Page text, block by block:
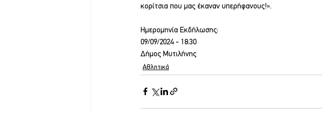
κορίτσια που μας έκαναν υπερήφανους!».
Ημερομηνία Εκδήλωσης:
09/09/2024 - 18:30
Δήμος Μυτιλήνης
Αθλητικά